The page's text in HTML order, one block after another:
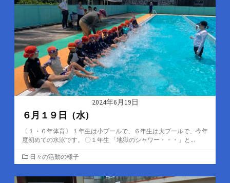
リ
2024年6月19日
６月１９日（水）
〔１・６年体育〕 １年生は小プールで、６年生は大プールで、今年
度初めての水泳です。 〇１年生 「地獄のシャワー・・・」と...
カ
テ
ゴ
日々の活動の様子